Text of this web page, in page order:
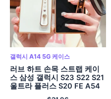
갤럭시 A14 5G 케이스
러브 하트 손목 스트랩 케이
스 삼성 갤럭시 S23 S22 S21
울트라 플러스 S20 FE A54
A34 A14 A53 A23 A24 5G